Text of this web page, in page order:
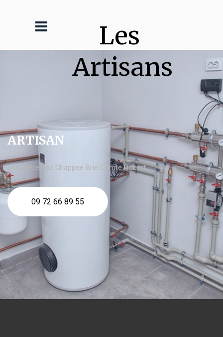
Les
Artisans
ARTISAN
chaudière gaz Chappee Brie Comte Robert
09 72 66 89 55